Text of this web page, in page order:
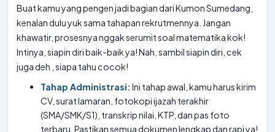
Buat kamu yang pengen jadi bagian dari Kumon Sumedang,
kenalan dulu yuk sama tahapan rekrutmennya. Jangan
khawatir, prosesnya nggak serumit soal matematika kok!
Intinya, siapin diri baik-baik ya! Nah, sambil siapin diri, cek
juga deh , siapa tahu cocok!
Tahap Administrasi: Ini tahap awal, kamu harus kirim
CV, surat lamaran, fotokopi ijazah terakhir
(SMA/SMK/S1), transkrip nilai, KTP, dan pas foto
terbaru. Pastikan semua dokumen lengkap dan rapi ya!